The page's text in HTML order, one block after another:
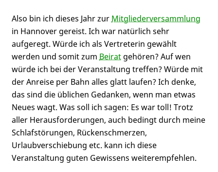
Also bin ich dieses Jahr zur Mitgliederversammlung
in Hannover gereist. Ich war natürlich sehr
aufgeregt. Würde ich als Vertreterin gewählt
werden und somit zum Beirat gehören? Auf wen
würde ich bei der Veranstaltung treffen? Würde mit
der Anreise per Bahn alles glatt laufen? Ich denke,
das sind die üblichen Gedanken, wenn man etwas
Neues wagt. Was soll ich sagen: Es war toll! Trotz
aller Herausforderungen, auch bedingt durch meine
Schlafstörungen, Rückenschmerzen,
Urlaubverschiebung etc. kann ich diese
Veranstaltung guten Gewissens weiterempfehlen.